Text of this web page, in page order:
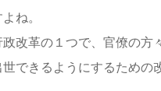
ね。
改革の１つで、官僚の方
できるようにするための